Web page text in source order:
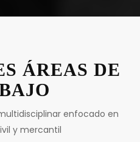
ÁREAS DE
enfocado en
y mercantil